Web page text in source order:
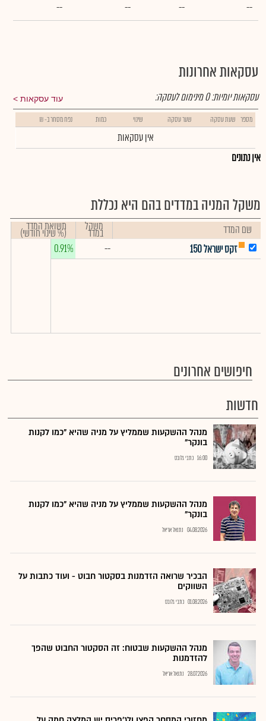
--
--
--
--
עסקאות אחרונות
עוד עסקאות עסקאות יומיות:0מינימום לעסקה:
מספר שעת עסקה שער עסקה שינוי כמות נפח מסחר ב- ₪
אין עסקאות
אין נתונים
משקל המניה במדדים בהם היא נכללת
שם המדד משקל
במדד תשואת המדד
(% שינוי חודשי)
זקס ישראל 150
--
0.91%
חיפושים אחרונים
חדשות
מנהל ההשקעות שממליץ על מניה שהיא "כמו לקנות
בונקר"
16:00 כתבי גלובס
מנהל ההשקעות שממליץ על מניה שהיא "כמו לקנות
בונקר"
04.08.2026 נתנאל אריאל
הבכיר שרואה הזדמנות בסקטור חבוט - ועוד כתבות על
השווקים
01.08.2026 כתבי גלובס
מנהל ההשקעות שבטוח: זה הסקטור החבוט שהפך
להזדמנות
28.07.2026 נתנאל אריאל